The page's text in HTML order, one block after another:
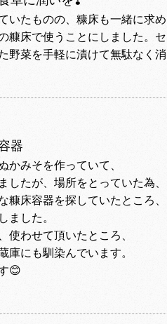
いたものの、糠床も一緒に求
糠床で使うことにしました。
野菜を手軽に漬けて無駄なく
器
かみそを作っていて、
したが、場所をとっていた為、
糠床容器を探していたところ、
ました。
使わせて頂いたところ、
庫にも馴染んでいます。
😊